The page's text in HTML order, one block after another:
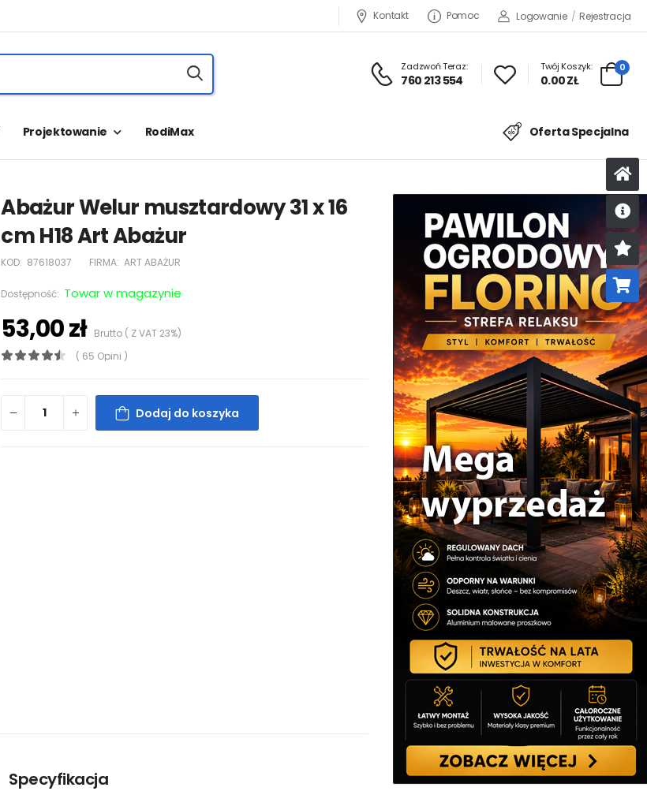
Kontakt Pomoc Logowanie / Rejestracja
Zadzwoń Teraz:
760 213 554
Twój Koszyk:
0.00 ZŁ
0
Projektowanie RodiMax Oferta Specjalna
Abażur Welur musztardowy 31 x 16
cm H18 Art Abażur
KOD: 87618037 FIRMA: ART ABAŻUR
Dostępność: Towar w magazynie
53,00 złBrutto ( Z VAT 23%)
( 65 Opini )
Dodaj do koszyka
Specyfikacja